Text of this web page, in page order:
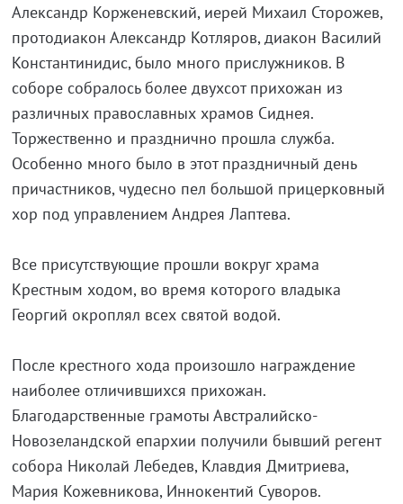
Александр Корженевский, иерей Михаил Сторожев,
протодиакон Александр Котляров, диакон Василий
Константинидис, было много прислужников. В
соборе собралось более двухсот прихожан из
различных православных храмов Сиднея.
Торжественно и празднично прошла служба.
Особенно много было в этот праздничный день
причастников, чудесно пел большой прицерковный
хор под управлением Андрея Лаптева.
Все присутствующие прошли вокруг храма
Крестным ходом, во время которого владыка
Георгий окроплял всех святой водой.
После крестного хода произошло награждение
наиболее отличившихся прихожан.
Благодарственные грамоты Австралийско-
Новозеландской епархии получили бывший регент
собора Николай Лебедев, Клавдия Дмитриева,
Мария Кожевникова, Иннокентий Суворов.